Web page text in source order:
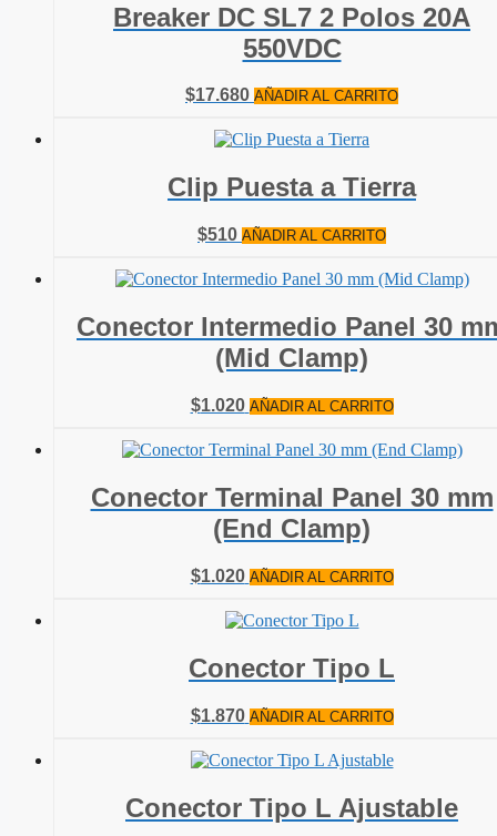
Breaker DC SL7 2 Polos 20A
550VDC
$17.680 AÑADIR AL CARRITO
Clip Puesta a Tierra
$510 AÑADIR AL CARRITO
Conector Intermedio Panel 30
(Mid Clamp)
$1.020 AÑADIR AL CARRITO
Conector Terminal Panel 30 mm
(End Clamp)
$1.020 AÑADIR AL CARRITO
Conector Tipo L
$1.870 AÑADIR AL CARRITO
Conector Tipo L Ajustable